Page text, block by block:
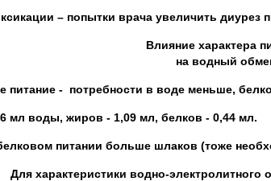
– попытки врача увеличить
Влияние характера
на водный
питание - потребности в воде меньше,
мл воды, жиров - 1,09 мл, белков - 0,44 мл.
питании больше шлаков (тоже
Для характеристики водно-электролитного